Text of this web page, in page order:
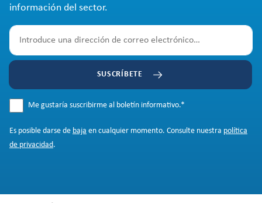
información del sector.
SUSCRÍBETE
Me gustaría suscribirme al boletín informativo.*
Es posible darse de baja en cualquier momento. Consulte nuestra política
de privacidad.